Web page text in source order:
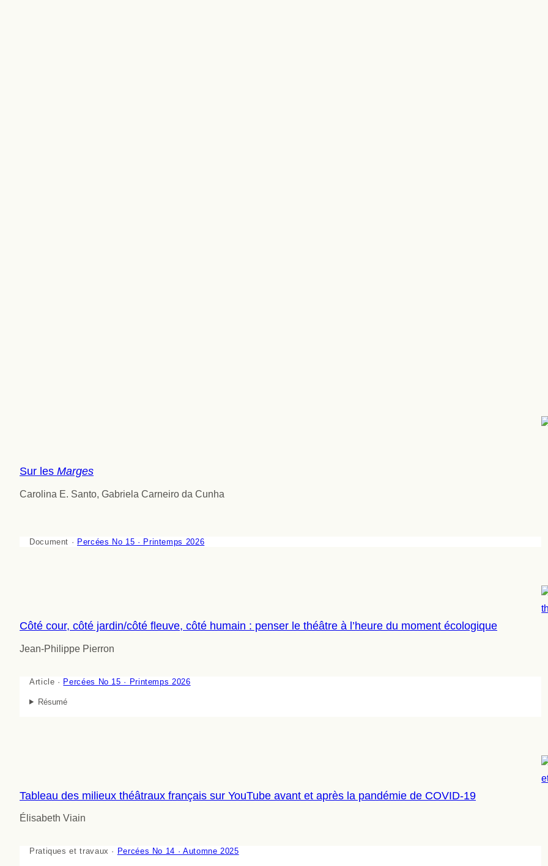
Sur les Marges
Carolina E. Santo, Gabriela Carneiro da Cunha
Document · Percées No 15 · Printemps 2026
Côté cour, côté jardin/côté fleuve, côté humain : penser le théâtre à l’heure du moment écologique
Jean-Philippe Pierron
Article · Percées No 15 · Printemps 2026
Résumé
Tableau des milieux théâtraux français sur YouTube avant et après la pandémie de COVID-19
Élisabeth Viain
Pratiques et travaux · Percées No 14 · Automne 2025